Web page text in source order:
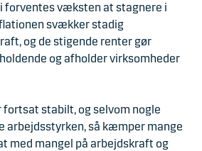
forventes væksten at stagnere i
svækker stadig
og de stigende renter gør
og afholder virksomheder
stabilt, og selvom nogle
arbejdsstyrken, så kæmper mange
med mangel på arbejdskraft og